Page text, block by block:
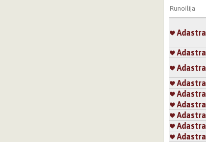
Runoilija
Adastra
Adastra
Adastra
Adastra
Adastra
Adastra
Adastra
Adastra
Adastra